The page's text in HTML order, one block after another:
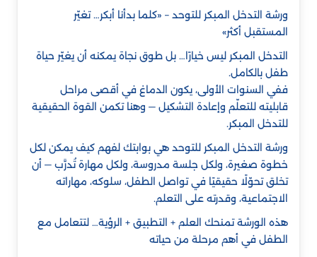
ورشة التدخل المبكر للتوحد – «كلما بدأنا أبكر… تغيّر
المستقبل أكثر»
التدخل المبكر ليس خيارًا… بل طوق نجاة يمكنه أن يغيّر حياة
طفل بالكامل.
ففي السنوات الأولى، يكون الدماغ في أقصى مراحل
قابليته للتعلّم وإعادة التشكيل — وهنا تكمن القوة الحقيقية
للتدخل المبكر.
ورشة التدخل المبكر للتوحد هي بوابتك لفهم كيف يمكن لكل
خطوة صغيرة، ولكل جلسة مدروسة، ولكل مهارة تُدرَّب — أن
تخلق تحوّلًا حقيقيًا في تواصل الطفل، سلوكه، مهاراته
الاجتماعية، وقدرته على التعلم.
هذه الورشة تمنحك العلم + التطبيق + الرؤية… لتتعامل مع
الطفل في أهم مرحلة من حياته